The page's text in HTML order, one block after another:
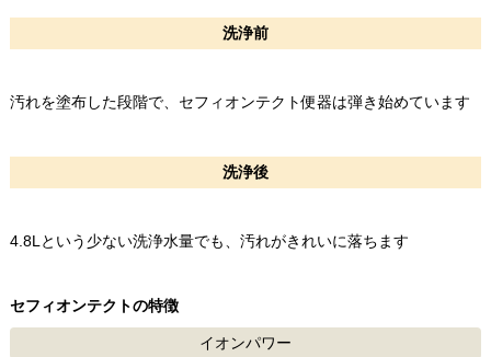
洗浄前
汚れを塗布した段階で、セフィオンテクト便器は弾き始めています
洗浄後
4.8Lという少ない洗浄水量でも、汚れがきれいに落ちます
セフィオンテクトの特徴
イオンパワー